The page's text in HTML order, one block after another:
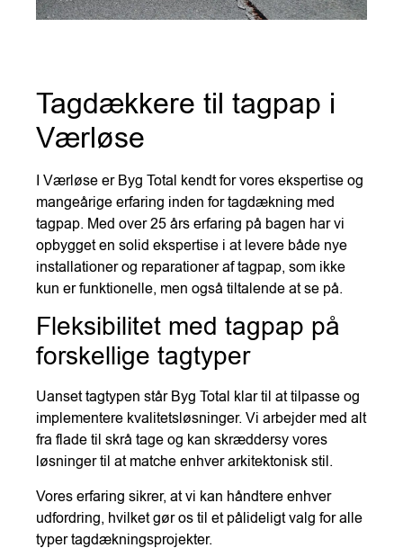
Tagdækkere til tagpap i
Værløse
I Værløse er Byg Total kendt for vores ekspertise og
mangeårige erfaring inden for tagdækning med
tagpap. Med over 25 års erfaring på bagen har vi
opbygget en solid ekspertise i at levere både nye
installationer og reparationer af tagpap, som ikke
kun er funktionelle, men også tiltalende at se på.
Fleksibilitet med tagpap på
forskellige tagtyper
Uanset tagtypen står Byg Total klar til at tilpasse og
implementere kvalitetsløsninger. Vi arbejder med alt
fra flade til skrå tage og kan skræddersy vores
løsninger til at matche enhver arkitektonisk stil.
Vores erfaring sikrer, at vi kan håndtere enhver
udfordring, hvilket gør os til et pålideligt valg for alle
typer tagdækningsprojekter.